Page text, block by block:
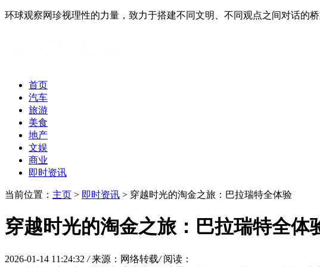
环球观察网珍视理性的力量，致力于搭建不同文明、不同观点之间对话的
首页
汽车
旅游
美食
地产
文娱
商业
即时资讯
当前位置： 主页 > 即时资讯 > 穿越时光的淘金之旅：巴拉瑞特全体验
穿越时光的淘金之旅：巴拉瑞特全体
2026-01-14 11:24:32 / 来源：网络转载/ 阅读：